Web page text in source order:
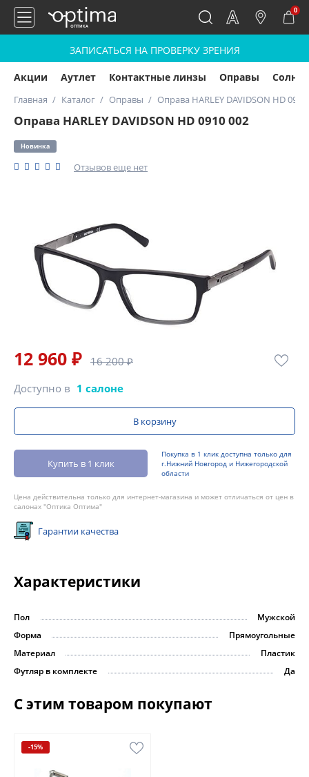
0
ЗАПИСАТЬСЯ НА ПРОВЕРКУ ЗРЕНИЯ
Акции Аутлет Контактные линзы Оправы
Главная Каталог Оправы Оправа HARLEY DAVIDSON HD 0910
Оправа HARLEY DAVIDSON HD 0910 002
Новинка
Отзывов еще нет
12 960 ₽ 16 200 ₽
Доступно в 1 салоне
В корзину
Купить в 1 клик
Покупка в 1 клик доступна только для
г.Нижний Новгород и Нижегородской
области
Цена действительна только для интернет-магазина и может отличаться от цен в
салонах "Оптика Оптима"
Гарантии качества
Характеристики
Пол
Мужской
Форма
Прямоугольные
Материал
Пластик
Футляр в комплекте
Да
С этим товаром покупают
-15%